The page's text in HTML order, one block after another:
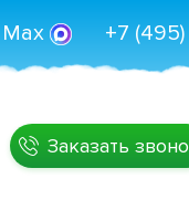
+7
Max
Заказать